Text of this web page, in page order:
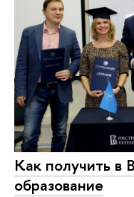
Как получить в
образование